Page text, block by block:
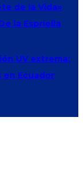
de la Vida»
la Espriella
UV extrema:
Ecuador